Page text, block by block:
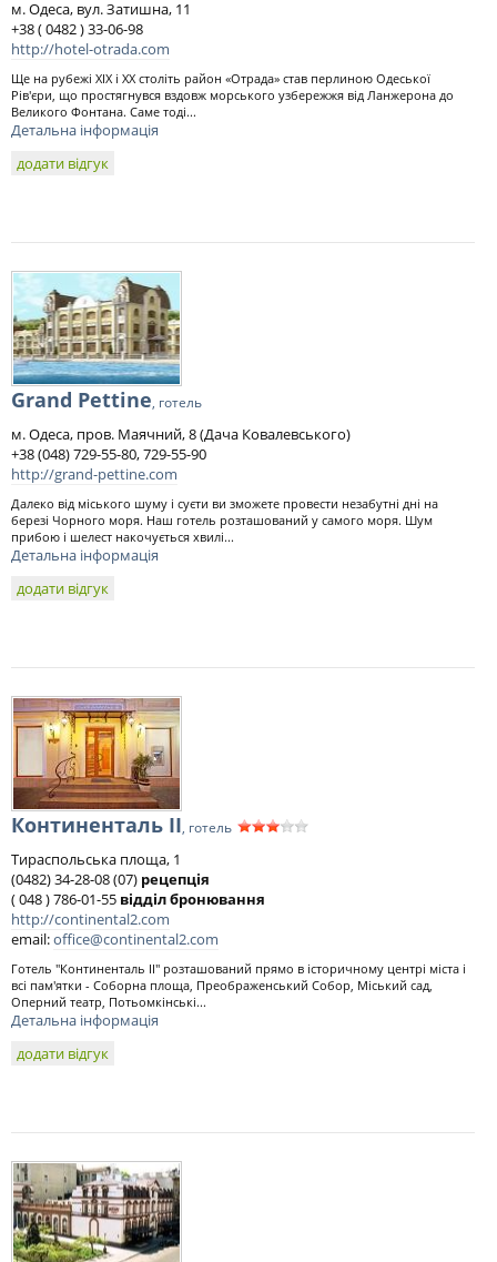
м. Одеса, вул. Затишна, 11
+38 ( 0482 ) 33-06-98
http://hotel-otrada.com
Ще на рубежі ХІХ і ХХ століть район «Отрада» став перлиною Одеської
Рів'єри, що простягнувся вздовж морського узбережжя від Ланжерона до
Великого Фонтана. Саме тоді...
Детальна інформація
додати відгук
Grand Pettine, готель
м. Одеса, пров. Маячний, 8 (Дача Ковалевського)
+38 (048) 729-55-80, 729-55-90
http://grand-pettine.com
Далеко від міського шуму і суєти ви зможете провести незабутні дні на
березі Чорного моря. Наш готель розташований у самого моря. Шум
прибою і шелест накочується хвилі...
Детальна інформація
додати відгук
Континенталь II, готель
Тираспольська площа, 1
(0482) 34-28-08 (07) рецепція
( 048 ) 786-01-55 відділ бронювання
http://continental2.com
email:office@continental2.com
Готель "Континенталь II" розташований прямо в історичному центрі міста і
всі пам'ятки - Соборна площа, Преображенський Собор, Міський сад,
Оперний театр, Потьомкінські...
Детальна інформація
додати відгук